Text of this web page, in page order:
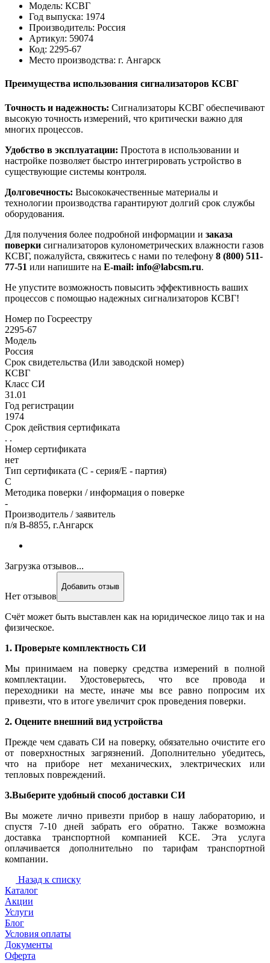
Модель: КСВГ
Год выпуска: 1974
Производитель: Россия
Артикул: 59074
Код: 2295-67
Место производства: г. Ангарск
Преимущества использования сигнализаторов КСВГ
Точность и надежность: Сигнализаторы КСВГ обеспечивают
высокую точность измерений, что критически важно для
многих процессов.
Удобство в эксплуатации: Простота в использовании и
настройке позволяет быстро интегрировать устройство в
существующие системы контроля.
Долговечность: Высококачественные материалы и
технологии производства гарантируют долгий срок службы
оборудования.
Для получения более подробной информации и заказа
поверки сигнализаторов кулонометрических влажности газов
КСВГ, пожалуйста, свяжитесь с нами по телефону 8 (800) 511-
77-51 или напишите на E-mail: info@labcsm.ru.
Не упустите возможность повысить эффективность ваших
процессов с помощью надежных сигнализаторов КСВГ!
Номер по Госреестру
2295-67
Модель
Россия
Срок свидетельства (Или заводской номер)
КСВГ
Класс СИ
31.01
Год регистрации
1974
Срок действия сертификата
. .
Номер сертификата
нет
Тип сертификата (C - серия/E - партия)
С
Методика поверки / информация о поверке
-
Производитель / заявитель
п/я В-8855, г.Ангарск
Загрузка отзывов...
Нет отзывов
Добавить отзыв
Счёт может быть выставлен как на юридическое лицо так и на
физическое.
1. Проверьте комплектность СИ
Мы принимаем на поверку средства измерений в полной
комплектации. Удостоверьтесь, что все провода и
переходники на месте, иначе мы все равно попросим их
привезти, что в итоге увеличит срок проведения поверки.
2. Оцените внешний вид устройства
Прежде чем сдавать СИ на поверку, обязательно очистите его
от поверхностных загрязнений. Дополнительно убедитесь,
что на приборе нет механических, электрических или
тепловых повреждений.
3.Выберите удобный способ доставки СИ
Вы можете лично привезти прибор в нашу лабораторию, и
спустя 7-10 дней забрать его обратно. Также возможна
доставка транспортной компанией КСЕ. Эта услуга
оплачивается дополнительно по тарифам транспортной
компании.
Назад к списку
Каталог
Акции
Услуги
Блог
Условия оплаты
Документы
Оферта